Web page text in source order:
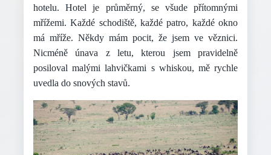
hotelu. Hotel je průměrný, se všude přítomnými
mřížemi. Každé schodiště, každé patro, každé okno
má mříže. Někdy mám pocit, že jsem ve věznici.
Nicméně únava z letu, kterou jsem pravidelně
posiloval malými lahvičkami s whiskou, mě rychle
uvedla do snových stavů.